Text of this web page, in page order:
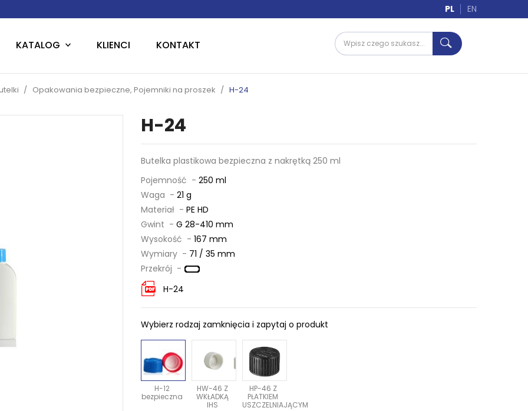
PL EN
KATALOG KLIENCI KONTAKT
Opakowania bezpieczne, Pojemniki na proszek H-24
H-24
Butelka plastikowa bezpieczna z nakrętką 250 ml
Pojemność - 250 ml
Waga - 21 g
Materiał - PE HD
Gwint - G 28-410 mm
Wysokość - 167 mm
Wymiary - 71 / 35 mm
Przekrój -
H-24
Wybierz rodzaj zamknięcia i zapytaj o produkt
H-12
bezpieczna
HW-46 Z
WKŁADKĄ
IHS
HP-46 Z
PŁATKIEM
USZCZELNIAJĄCYM